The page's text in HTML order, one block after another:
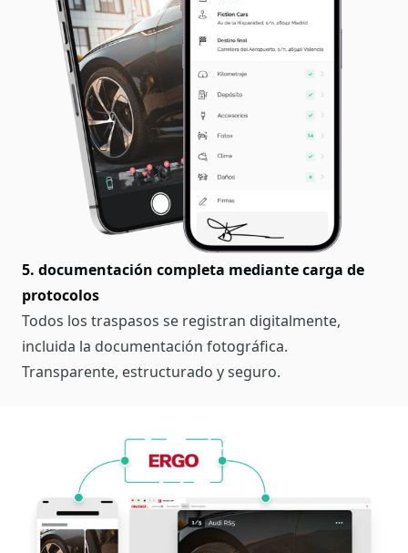
5. documentación completa mediante carga de
protocolos
Todos los traspasos se registran digitalmente,
incluida la documentación fotográfica.
Transparente, estructurado y seguro.